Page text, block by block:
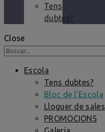
Tens
dubtes?
Close
Escola
Tens dubtes?
Bloc de l’Escola
Lloguer de sales
PROMOCIONS